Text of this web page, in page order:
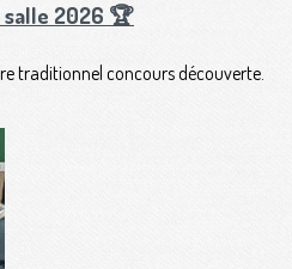
2026 🏆
traditionnel concours découverte.